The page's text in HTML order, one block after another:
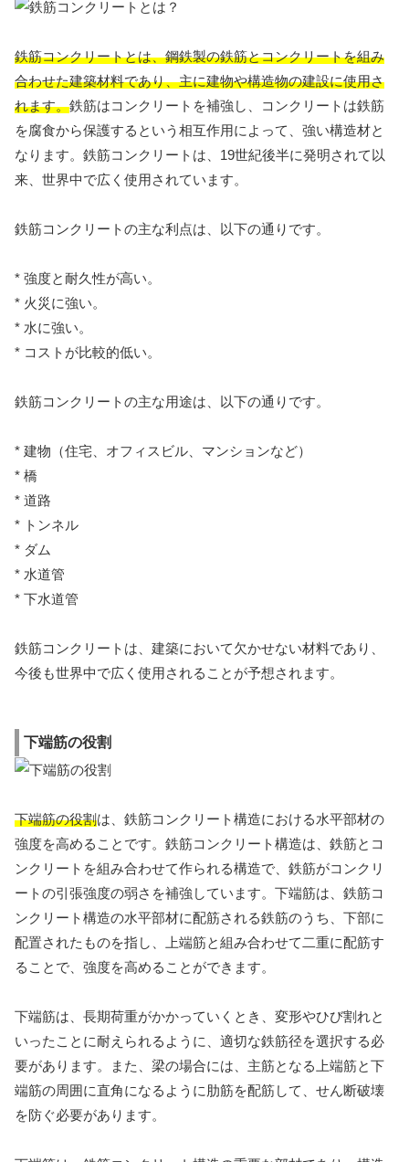
鉄筋コンクリートとは、鋼鉄製の鉄筋とコンクリートを組み
合わせた建築材料であり、主に建物や構造物の建設に使用さ
れます。鉄筋はコンクリートを補強し、コンクリートは鉄筋
を腐食から保護するという相互作用によって、強い構造材と
なります。鉄筋コンクリートは、19世紀後半に発明されて以
来、世界中で広く使用されています。
鉄筋コンクリートの主な利点は、以下の通りです。
* 強度と耐久性が高い。
* 火災に強い。
* 水に強い。
* コストが比較的低い。
鉄筋コンクリートの主な用途は、以下の通りです。
* 建物（住宅、オフィスビル、マンションなど）
* 橋
* 道路
* トンネル
* ダム
* 水道管
* 下水道管
鉄筋コンクリートは、建築において欠かせない材料であり、
今後も世界中で広く使用されることが予想されます。
下端筋の役割
下端筋の役割は、鉄筋コンクリート構造における水平部材の
強度を高めることです。鉄筋コンクリート構造は、鉄筋とコ
ンクリートを組み合わせて作られる構造で、鉄筋がコンクリ
ートの引張強度の弱さを補強しています。下端筋は、鉄筋コ
ンクリート構造の水平部材に配筋される鉄筋のうち、下部に
配置されたものを指し、上端筋と組み合わせて二重に配筋す
ることで、強度を高めることができます。
下端筋は、長期荷重がかかっていくとき、変形やひび割れと
いったことに耐えられるように、適切な鉄筋径を選択する必
要があります。また、梁の場合には、主筋となる上端筋と下
端筋の周囲に直角になるように肋筋を配筋して、せん断破壊
を防ぐ必要があります。